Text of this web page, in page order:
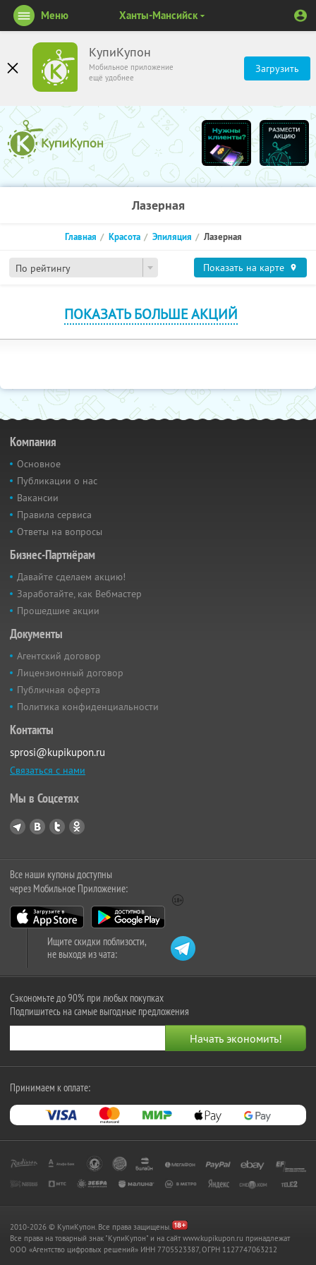
КупиКупон
Мобильное приложение
ещё удобнее
Загрузить
Меню Ханты-Мансийск
Лазерная
По рейтингу
Главная Красота Эпиляция Лазерная
Показать на карте
ПОКАЗАТЬ БОЛЬШЕ АКЦИЙ
Компания
Основное
Публикации о нас
Вакансии
Правила сервиса
Ответы на вопросы
Бизнес-Партнёрам
Давайте сделаем акцию!
Заработайте, как Вебмастер
Прошедшие акции
Документы
Агентский договор
Лицензионный договор
Публичная оферта
Политика конфиденциальности
Контакты
sprosi@kupikupon.ru
Связаться с нами
Мы в Соцсетях
Все наши купоны доступны
через Мобильное Приложение:
Ищите скидки поблизости,
не выходя из чата:
Сэкономьте до 90% при любых покупках
Подпишитесь на самые выгодные предложения
Принимаем к оплате:
2010-2026 © КупиКупон. Все права защищены.
Все права на товарный знак "КупиКупон" и на сайт www.kupikupon.ru принадлежат
OOO «Агентство цифровых решений» ИНН 7705523387, ОГРН 1127747063212